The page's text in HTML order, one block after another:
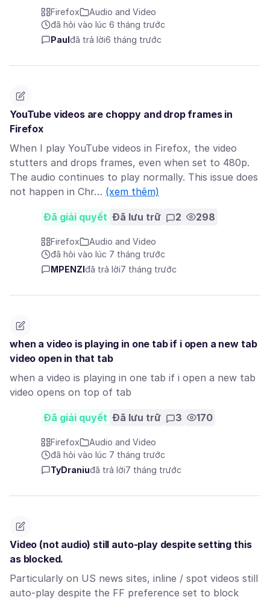
Firefox
Audio and Video
đã hỏi vào lúc 6 tháng trước
Paul đã trả lời6 tháng trước
YouTube videos are choppy and drop frames in
Firefox
When I play YouTube videos in Firefox, the video
stutters and drops frames, even when set to 480p.
The audio continues to play normally. This issue does
not happen in Chr… (xem thêm)
Đã giải quyết Đã lưu trữ 2 298
Firefox
Audio and Video
đã hỏi vào lúc 7 tháng trước
MPENZI đã trả lời7 tháng trước
when a video is playing in one tab if i open a new tab
video open in that tab
when a video is playing in one tab if i open a new tab
video opens on top of tab
Đã giải quyết Đã lưu trữ 3 170
Firefox
Audio and Video
đã hỏi vào lúc 7 tháng trước
TyDraniuđã trả lời7 tháng trước
Video (not audio) still auto-play despite setting this
as blocked.
Particularly on US news sites, inline / spot videos still
auto-play despite the FF preference set to block